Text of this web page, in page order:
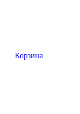
Корзина